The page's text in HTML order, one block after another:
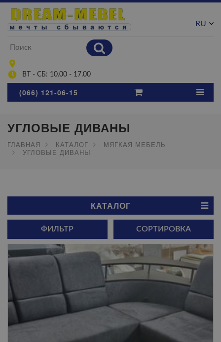
ВТ - СБ: 10.00 - 17.00
RU
(066) 121-06-15
УГЛОВЫЕ ДИВАНЫ
ГЛАВНАЯ КАТАЛОГ
МЯГКАЯ МЕБЕЛЬ
УГЛОВЫЕ ДИВАНЫ
КАТАЛОГ
ФИЛЬТР СОРТИРОВКА